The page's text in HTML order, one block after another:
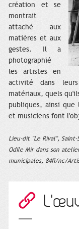
création et se
montrait
attaché aux
matières et aux
gestes. Il a
photographié
les artistes en
activité dans
matériaux, quels
publiques, ainsi que
et musiciens font
Lieu-dit "Le Rival",
Odile Mir dans son
municipales, 84fi/nc/